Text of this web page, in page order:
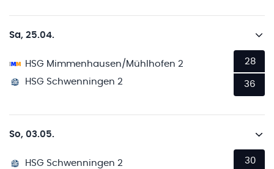
Sa, 25.04.
HSG Mimmenhausen/Mühlhofen 2
HSG Schwenningen 2
28
36
So, 03.05.
HSG Schwenningen 2
30